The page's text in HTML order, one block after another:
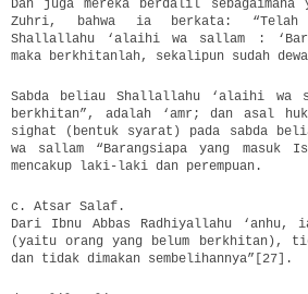
Dan juga mereka berdalil
Zuhri, bahwa ia berkata: “Telah
Shallallahu ‘alaihi wa sallam :
maka berkhitanlah, sekalipun sudah
Sabda beliau Shallallahu ‘alaihi wa
berkhitan”, adalah ‘amr; dan asal
sighat (bentuk syarat) pada sabda
wa sallam “Barangsiapa yang masuk
mencakup laki-laki dan perempuan.
c. Atsar Salaf.
Dari Ibnu Abbas Radhiyallahu
(yaitu orang yang belum berkhitan),
dan tidak dimakan sembelihannya”[27].